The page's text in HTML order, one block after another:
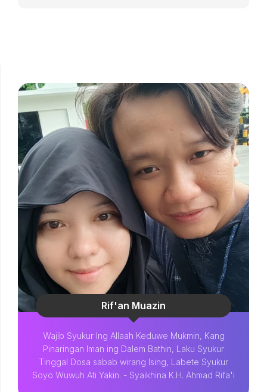
Rif'an Muazin
Wajib Syukur Ing Allaah Keduwe Mukmin, Kang
Pinaringan Iman ing Dalem Bathin, Laku Syukur
Tinggal Dosa sabab wirang Ising, Labete Syukur
Soyo Wuwuh Ati Yakin. - Syaikhina K.H. Ahmad Rifa'i